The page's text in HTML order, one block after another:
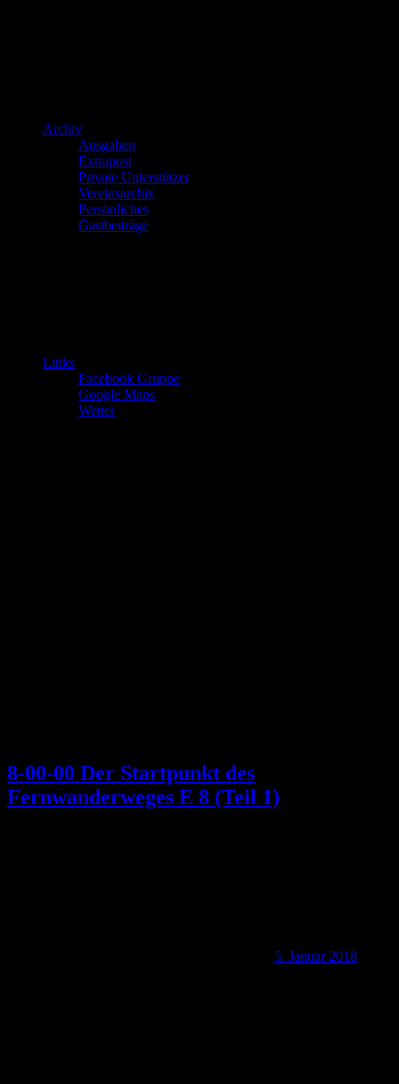
Archiv
Ausgaben
Extrapost
Private Unterstützer
Vereinsarchiv
Persönliches
Gastbeiträge
Links
Facebook Gruppe
Google Maps
Wetter
8-00-00 Der Startpunkt des
Fernwanderweges E 8 (Teil 1)
5. Januar 2018